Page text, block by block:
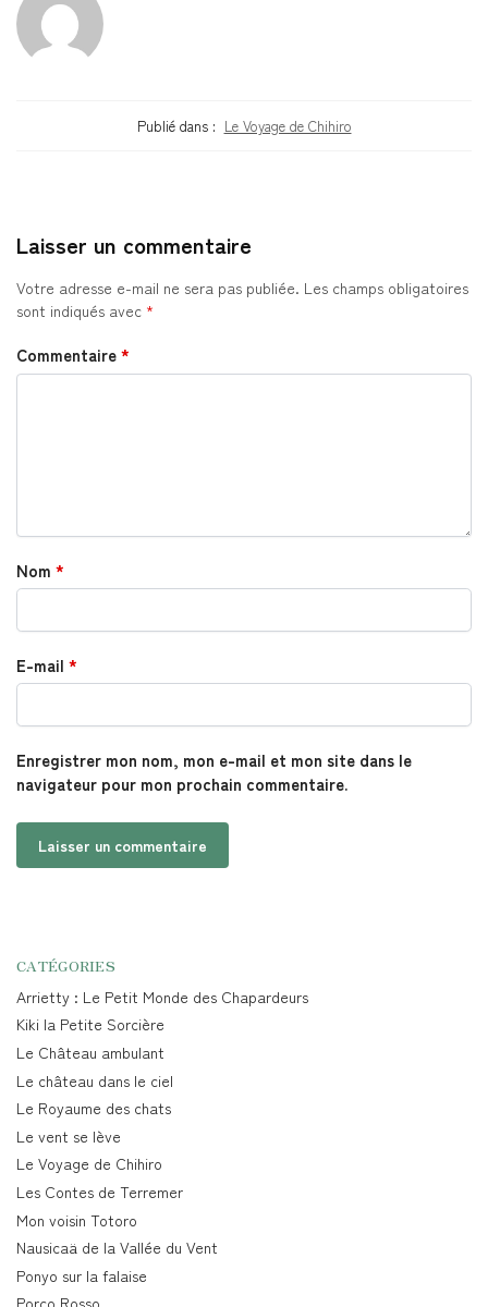
Publié dans : Le Voyage de Chihiro
Laisser un commentaire
Votre adresse e-mail ne sera pas publiée. Les champs obligatoires
sont indiqués avec *
Commentaire*
Nom *
E-mail *
Enregistrer mon nom, mon e-mail et mon site dans le
navigateur pour mon prochain commentaire.
CATÉGORIES
Arrietty : Le Petit Monde des Chapardeurs
Kiki la Petite Sorcière
Le Château ambulant
Le château dans le ciel
Le Royaume des chats
Le vent se lève
Le Voyage de Chihiro
Les Contes de Terremer
Mon voisin Totoro
Nausicaä de la Vallée du Vent
Ponyo sur la falaise